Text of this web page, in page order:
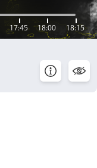
17:45 18:00 18:15